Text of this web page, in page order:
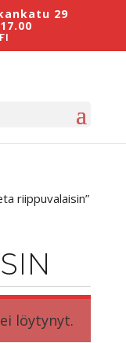
29
riippuvalaisin”
löytynyt.